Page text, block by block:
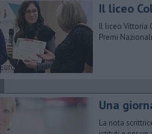
Il liceo
Il liceo Vittoria
Premi
Una
La nota